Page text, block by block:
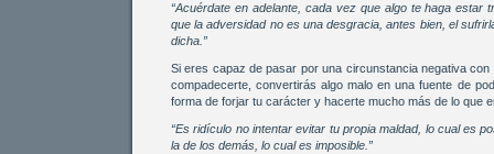
“Acuérdate en adelante, cada vez que algo te haga estar
que la adversidad no es una desgracia, antes bien, el
dicha.”
Si eres capaz de pasar por una circunstancia negativa con
compadecerte, convertirás algo malo en una fuente de
forma de forjar tu carácter y hacerte mucho más de lo que
“Es ridículo no intentar evitar tu propia maldad, lo cual es
la de los demás, lo cual es imposible.”